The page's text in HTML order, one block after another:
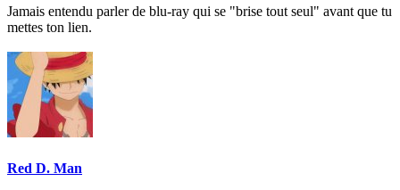
Jamais entendu parler de blu-ray qui se "brise tout seul" avant que tu
mettes ton lien.
Red D. Man